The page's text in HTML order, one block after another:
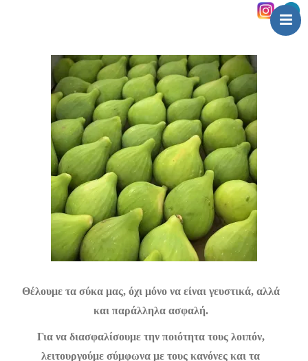
Εμείς
Πιστοποιήσεις
Το Σύκο
Συσκευασία
Επικοινωνία
Θέλουμε τα σύκα μας, όχι μόνο να είναι γευστικά, αλλά
και παράλληλα ασφαλή.
Για να διασφαλίσουμε την ποιότητα τους λοιπόν,
λειτουργούμε σύμφωνα με τους κανόνες και τα